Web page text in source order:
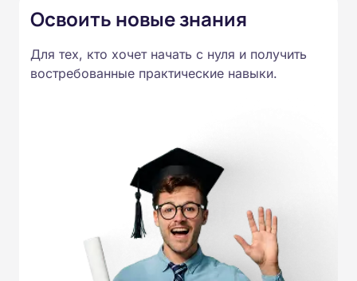
Освоить новые знания
Для тех, кто хочет начать с нуля и получить
востребованные практические навыки.